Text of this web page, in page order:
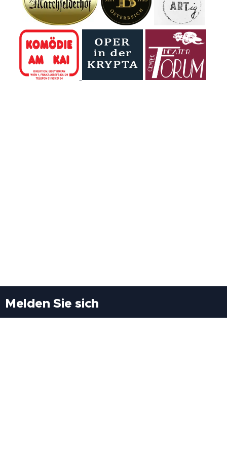
– mitten im DINO
Tattendorf, dem
beeindruckenden
Urzeitpark vor den
Toren Wiens.
Zwischen rund 60
lebensgroßen
Gegenfrage "so
wie eine
Befragte wusste
nicht, dass es
einen Birnbaum
gibt.
Melden Sie sich